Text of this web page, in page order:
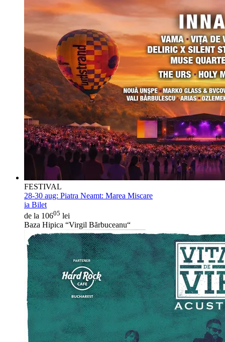
FESTIVAL
28-30 aug: Piatra Neamt: Marea Miscare
ia Bilet
de la 10605 lei
Baza Hipica “Virgil Bărbuceanu“